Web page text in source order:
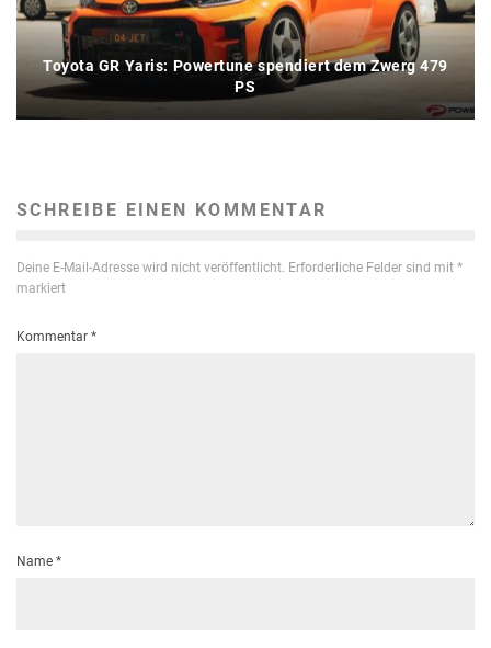
Toyota GR Yaris: Powertune spendiert dem Zwerg 479
PS
SCHREIBE EINEN KOMMENTAR
Deine E-Mail-Adresse wird nicht veröffentlicht. Erforderliche Felder sind mit *
markiert
Kommentar *
Name *